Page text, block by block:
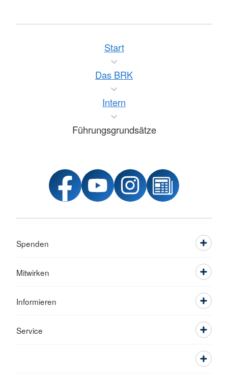
Start
Das BRK
Intern
Führungsgrundsätze
Spenden
Mitwirken
Informieren
Service